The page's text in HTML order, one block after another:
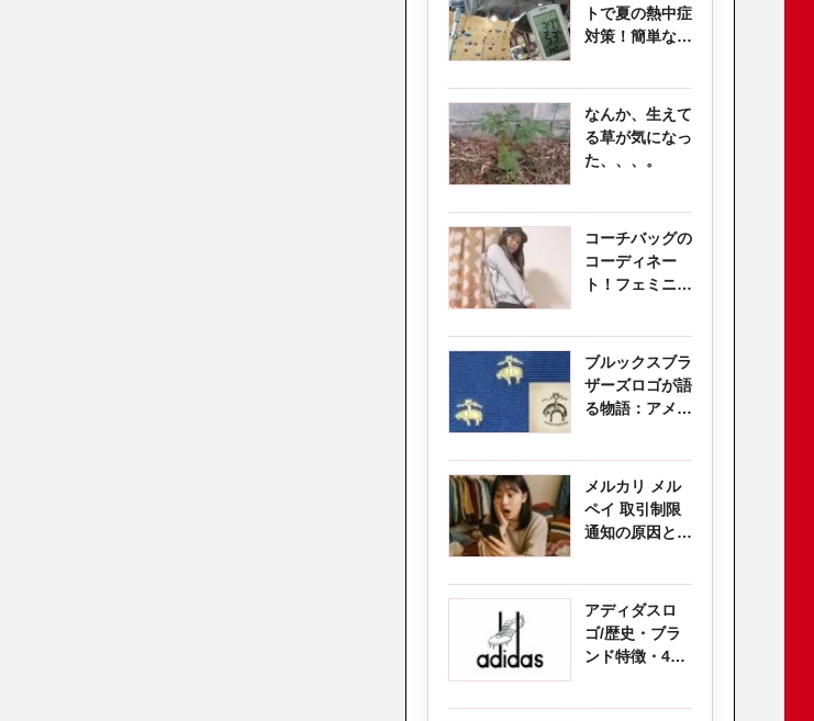
トで夏の熱中症
対策！簡単な方
なんか、生えて
る草が気になっ
た、、、。
コーチバッグの
コーディネー
ト！フェミニン
ブルックスブラ
ザーズロゴが語
る物語：アメリ
メルカリ メル
ペイ 取引制限
通知の原因と解
アディダスロ
ゴ/歴史・ブラ
ンド特徴・4種